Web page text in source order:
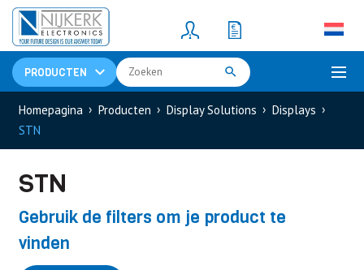
PRODUCTEN
Resistors(781)
Shunt Resistor
Homepagina Producten Display Solutions
Displays
STN
STN
Gebruik de filters om je product te
vinden